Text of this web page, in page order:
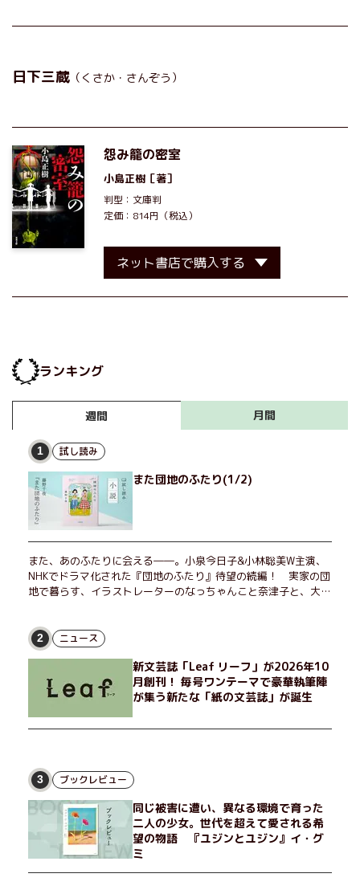
日下三蔵 （くさか・さんぞう）
怨み籠の密室
小島正樹 ［著］
判型：文庫判
定価：814円（税込）
ネット書店で購入する
ランキング
週間 月間
1 試し読み
また団地のふたり(1/2)
また、あのふたりに会える――。小泉今日子&小林聡美W主演、
NHKでドラマ化された『団地のふたり』待望の続編！ 実家の団
地で暮らす、イラストレーターのなっちゃんこと奈津子と、大学
げたり、部屋でふたりだけの「台湾映画祭」を催したり。50代
独身、幼なじみの変わらぬ友情とささやかな幸せの日々を描く。
2 ニュース
新文芸誌「Leaf リーフ」が2026年10
月創刊！ 毎号ワンテーマで豪華執筆陣
が集う新たな「紙の文芸誌」が誕生
3 ブックレビュー
同じ被害に遭い、異なる環境で育った
二人の少女。世代を超えて愛される希
望の物語 『ユジンとユジン』イ・グ
ミ